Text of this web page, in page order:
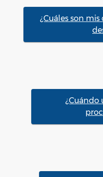
¿Cuáles son
¿Cuándo